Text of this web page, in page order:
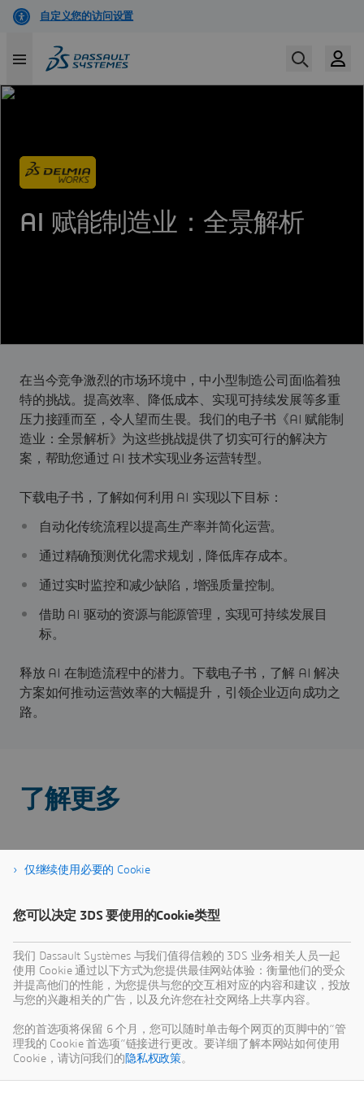
要
AI 赋能制造业：全景解析
在当今竞争激烈的市场环境中，中小型制造公司面临着独
特的挑战。提高效率、降低成本、实现可持续发展等多重
压力接踵而至，令人望而生畏。我们的电子书《AI 赋能制
造业：全景解析》为这些挑战提供了切实可行的解决方
案，帮助您通过 AI 技术实现业务运营转型。
下载电子书，了解如何利用 AI 实现以下目标：
自动化传统流程以提高生产率并简化运营。
通过精确预测优化需求规划，降低库存成本。
通过实时监控和减少缺陷，增强质量控制。
借助 AI 驱动的资源与能源管理，实现可持续发展目
标。
释放 AI 在制造流程中的潜力。下载电子书，了解 AI 解决
方案如何推动运营效率的大幅提升，引领企业迈向成功之
路。
了解更多
仅继续使用必要的 Cookie
您可以决定 3DS 要使用的Cookie类型
我们 Dassault Systèmes 与我们值得信赖的 3DS 业务相关人员一起
使用 Cookie 通过以下方式为您提供最佳网站体验：衡量他们的受众
并提高他们的性能，为您提供与您的交互相对应的内容和建议，投放
与您的兴趣相关的广告，以及允许您在社交网络上共享内容。
您的首选项将保留 6 个月，您可以随时单击每个网页的页脚中的“管
理我的 Cookie 首选项”链接进行更改。要详细了解本网站如何使用
Cookie，请访问我们的 隐私权政策。